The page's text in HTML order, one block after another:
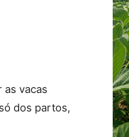
vacas
dos partos,